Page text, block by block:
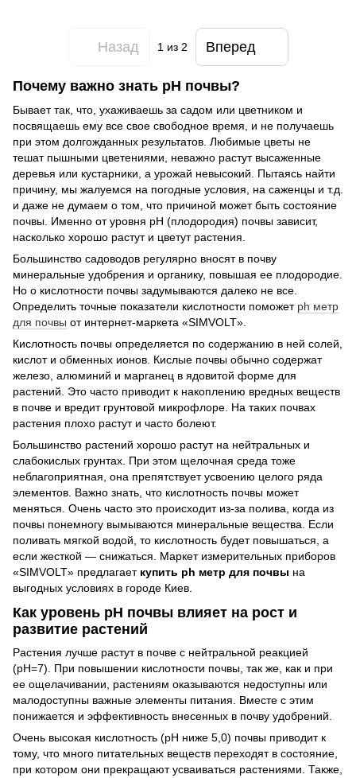
Назад 1из 2 Вперед
Почему важно знать pH почвы?
Бывает так, что, ухаживаешь за садом или цветником и
посвящаешь ему все свое свободное время, и не получаешь
при этом долгожданных результатов. Любимые цветы не
тешат пышными цветениями, неважно растут высаженные
деревья или кустарники, а урожай невысокий. Пытаясь найти
причину, мы жалуемся на погодные условия, на саженцы и т.д.
и даже не думаем о том, что причиной может быть состояние
почвы. Именно от уровня pH (плодородия) почвы зависит,
насколько хорошо растут и цветут растения.
Большинство садоводов регулярно вносят в почву
минеральные удобрения и органику, повышая ее плодородие.
Но о кислотности почвы задумываются далеко не все.
Определить точные показатели кислотности поможет ph метр
для почвы от интернет-маркета «SIMVOLT».
Кислотность почвы определяется по содержанию в ней солей,
кислот и обменных ионов. Кислые почвы обычно содержат
железо, алюминий и марганец в ядовитой форме для
растений. Это часто приводит к накоплению вредных веществ
в почве и вредит грунтовой микрофлоре. На таких почвах
растения плохо растут и часто болеют.
Большинство растений хорошо растут на нейтральных и
слабокислых грунтах. При этом щелочная среда тоже
неблагоприятная, она препятствует усвоению целого ряда
элементов. Важно знать, что кислотность почвы может
меняться. Очень часто это происходит из-за полива, когда из
почвы понемногу вымываются минеральные вещества. Если
поливать мягкой водой, то кислотность будет повышаться, а
если жесткой — снижаться. Маркет измерительных приборов
«SIMVOLT» предлагает купить ph метр для почвы на
выгодных условиях в городе Киев.
Как уровень pH почвы влияет на рост и
развитие растений
Растения лучше растут в почве с нейтральной реакцией
(pH=7). При повышении кислотности почвы, так же, как и при
ее ощелачивании, растениям оказываются недоступны или
малодоступны важные элементы питания. Вместе с этим
понижается и эффективность внесенных в почву удобрений.
Очень высокая кислотность (рН ниже 5,0) почвы приводит к
тому, что много питательных веществ переходят в состояние,
при котором они прекращают усваиваться растениями. Также,